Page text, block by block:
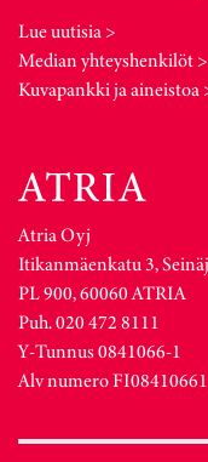
Lue uutisia >
Median yhteyshenkilöt >
Kuvapankki ja aineistoa
Atria Oyj
Itikanmäenkatu 3,
PL 900, 60060 ATRIA
Puh. 020 472 8111
Y-Tunnus 0841066-1
Alv numero FI08410661